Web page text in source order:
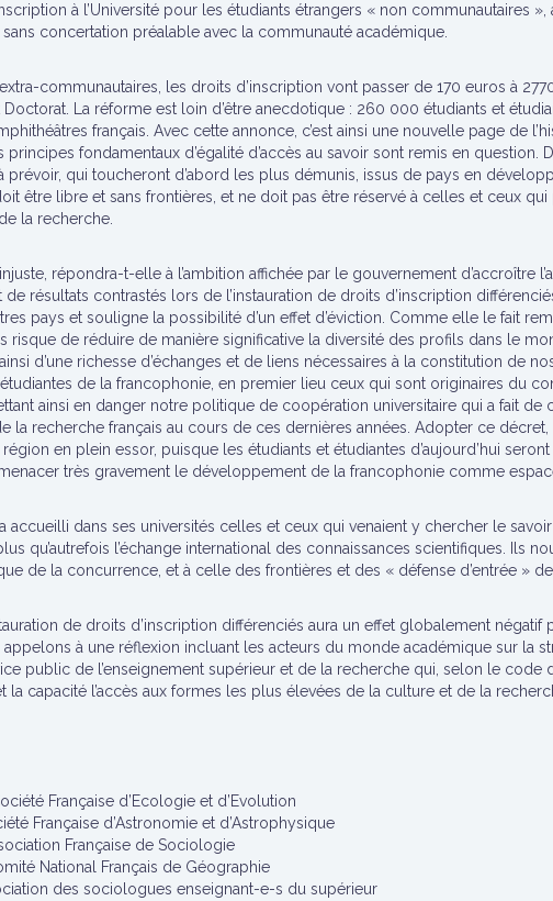
à l’Université pour les étudiants étrangers « non communautaires
concertation préalable avec la communauté académique.
communautaires, les droits d’inscription vont passer de 170 euros à
Doctorat. La réforme est loin d’être anecdotique : 260 000 étudiants et
français. Avec cette annonce, c’est ainsi une nouvelle page de
principes fondamentaux d’égalité d’accès au savoir sont remis en
prévoir, qui toucheront d’abord les plus démunis, issus de pays en
être libre et sans frontières, et ne doit pas être réservé à celles et ceux
la recherche.
répondra-t-elle à l’ambition affichée par le gouvernement d’accroître
résultats contrastés lors de l’instauration de droits d’inscription
pays et souligne la possibilité d’un effet d’éviction. Comme elle le fait
risque de réduire de manière significative la diversité des profils dans le
d’une richesse d’échanges et de liens nécessaires à la constitution de
de la francophonie, en premier lieu ceux qui sont originaires du
ainsi en danger notre politique de coopération universitaire qui a fait de
la recherche français au cours de ces dernières années. Adopter ce
en plein essor, puisque les étudiants et étudiantes d’aujourd’hui
très gravement le développement de la francophonie comme
accueilli dans ses universités celles et ceux qui venaient y chercher le
qu’autrefois l’échange international des connaissances scientifiques. Ils
de la concurrence, et à celle des frontières et des « défense d’entrée »
de droits d’inscription différenciés aura un effet globalement
à une réflexion incluant les acteurs du monde académique sur la
public de l’enseignement supérieur et de la recherche qui, selon le code
capacité l’accès aux formes les plus élevées de la culture et de la
Française d’Ecologie et d’Evolution
Française d’Astronomie et d’Astrophysique
Française de Sociologie
National Français de Géographie
des sociologues enseignant-e-s du supérieur